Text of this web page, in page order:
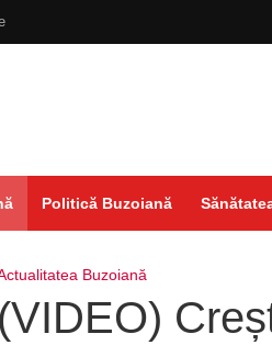
Politică Buzoiană
Buzoiană
(VIDEO)